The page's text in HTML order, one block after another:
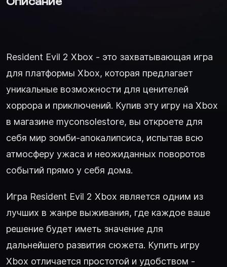
Resident Evil 2 Xbox - это захватывающая игра
для платформы Xbox, которая предлагает
уникальные возможности для ценителей
хоррора и приключений. Купив эту игру на Xbox
в магазине myconsolestore, вы откроете для
себя мир зомби-апокалипсиса, испытав всю
атмосферу ужаса и неожиданных поворотов
событий прямо у себя дома.
Игра Resident Evil 2 Xbox является одним из
лучших в жанре выживания, где каждое ваше
решение будет иметь значение для
дальнейшего развития сюжета. Купить игру
Xbox отличается простотой и удобством -